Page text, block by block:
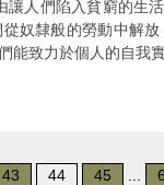
人們陷入貧窮的生
奴隸般的勞動中解
能致力於個人的自我
43 44 45